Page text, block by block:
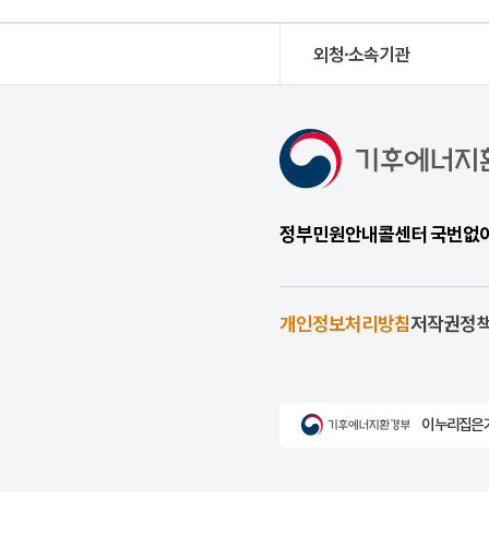
외청·소속기관
정부민원안내콜센터 국번
개인정보처리방침저작권정
이 누리집은